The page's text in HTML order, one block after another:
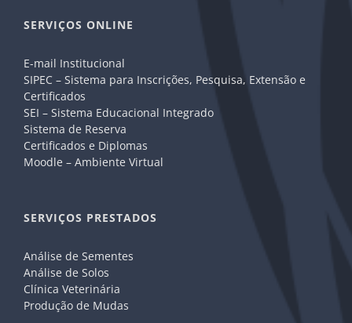
SERVIÇOS ONLINE
E-mail Institucional
SIPEC – Sistema para Inscrições, Pesquisa, Extensão e
Certificados
SEI – Sistema Educacional Integrado
Sistema de Reserva
Certificados e Diplomas
Moodle – Ambiente Virtual
SERVIÇOS PRESTADOS
Análise de Sementes
Análise de Solos
Clínica Veterinária
Produção de Mudas